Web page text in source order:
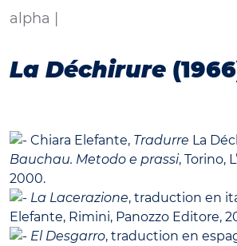
alpha |
La Déchirure
Chiara Elefante, Tradurre La
Bauchau. Metodo e prassi, Torino,
2000.
La Lacerazione, traduction en
Elefante, Rimini, Panozzo Editore,
El Desgarro, traduction en